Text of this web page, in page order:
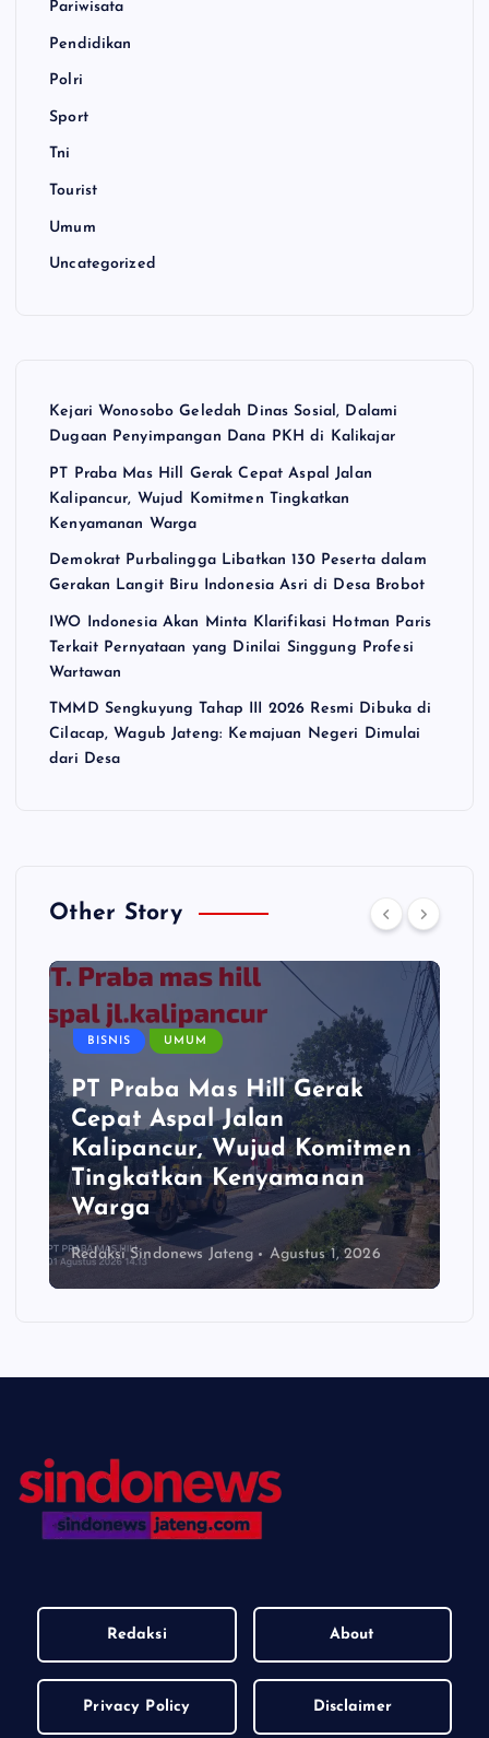
Pariwisata
Pendidikan
Polri
Sport
Tni
Tourist
Umum
Uncategorized
Kejari Wonosobo Geledah Dinas Sosial, Dalami
Dugaan Penyimpangan Dana PKH di Kalikajar
PT Praba Mas Hill Gerak Cepat Aspal Jalan
Kalipancur, Wujud Komitmen Tingkatkan
Kenyamanan Warga
Demokrat Purbalingga Libatkan 130 Peserta dalam
Gerakan Langit Biru Indonesia Asri di Desa Brobot
IWO Indonesia Akan Minta Klarifikasi Hotman Paris
Terkait Pernyataan yang Dinilai Singgung Profesi
Wartawan
TMMD Sengkuyung Tahap III 2026 Resmi Dibuka di
Cilacap, Wagub Jateng: Kemajuan Negeri Dimulai
dari Desa
Other Story
BISNIS UMUM
PT Praba Mas Hill Gerak
Cepat Aspal Jalan
Kalipancur, Wujud Komitmen
Tingkatkan Kenyamanan
Warga
Redaksi Sindonews Jateng Agustus 1, 2026
Redaksi About
Privacy Policy Disclaimer